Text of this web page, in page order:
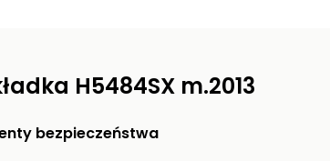
H5484SX m.2013
bezpieczeństwa